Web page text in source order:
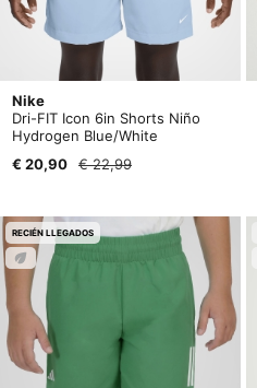
Nike
Dri-FIT Icon 6in Shorts Niño
Hydrogen Blue/White
€ 20,90
€ 22,99
RECIÉN LLEGADOS